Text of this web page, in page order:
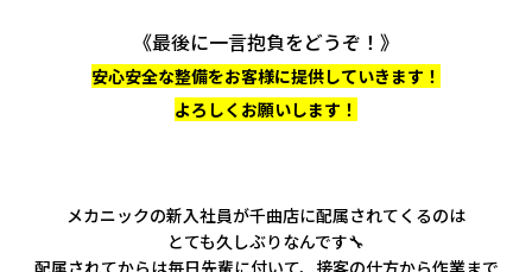
《最後に一言抱負をどうぞ！》
安心安全な整備をお客様に提供していきます！
よろしくお願いします！
メカニックの新入社員が千曲店に配属されてくるのは
とても久しぶりなんです🔧
配属されてからは毎日先輩に付いて、接客の仕方から作業まで